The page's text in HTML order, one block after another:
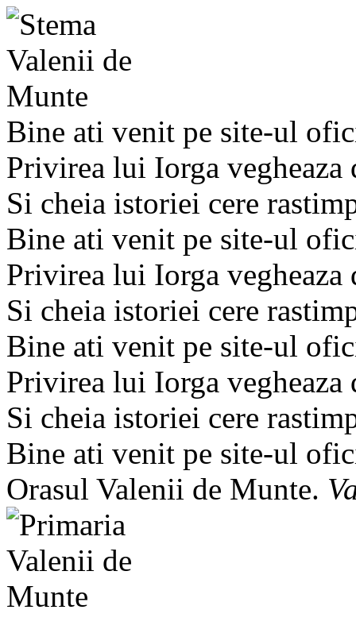
Bine ati venit pe site-ul
Privirea lui Iorga
Si cheia istoriei cere
Bine ati venit pe site-ul
Privirea lui Iorga
Si cheia istoriei cere
Bine ati venit pe site-ul
Privirea lui Iorga
Si cheia istoriei cere
Bine ati venit pe site-ul
Orasul Valenii de Munte.